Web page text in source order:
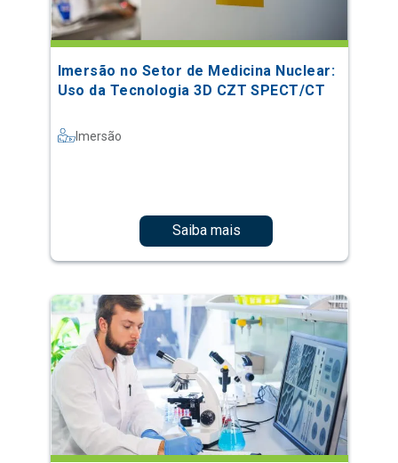
Imersão no Setor de Medicina Nuclear:
Uso da Tecnologia 3D CZT SPECT/CT
Imersão
Saiba mais